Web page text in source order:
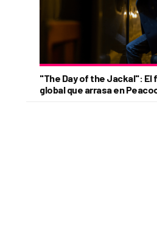
"The Day of the Jackal": El
global que arrasa en